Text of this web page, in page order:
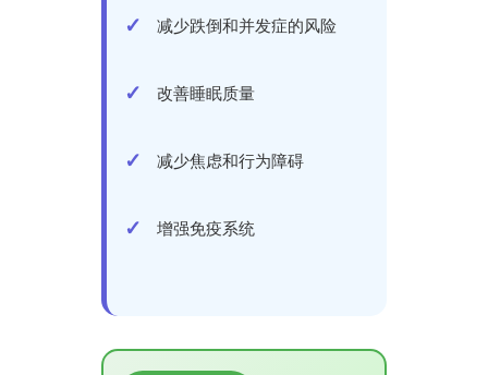
减少跌倒和并发症的风险
改善睡眠质量
减少焦虑和行为障碍
增强免疫系统